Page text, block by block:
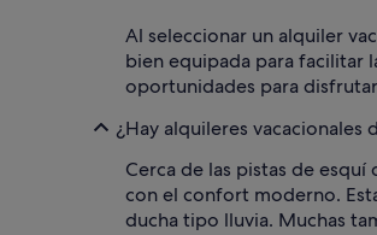
Al seleccionar un alquiler
bien equipada para facilitar
oportunidades para
¿Hay alquileres
Cerca de las pistas de
con el confort moderno.
ducha tipo lluvia. Muchas